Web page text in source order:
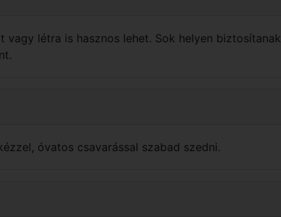
létra is hasznos lehet. Sok helyen biztosítanak
óvatos csavarással szabad szedni.